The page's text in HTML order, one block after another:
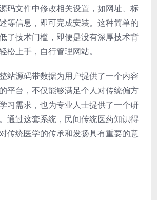
码文件中修改相关设置，如网址、标
等信息，即可完成安装。这种简单的
了技术门槛，即便是没有深厚技术背
松上手，自行管理网站。
站源码带数据为用户提供了一个内容
平台，不仅能够满足个人对传统偏方
习需求，也为专业人士提供了一个研
通过这套系统，民间传统医药知识得
传统医学的传承和发扬具有重要的意